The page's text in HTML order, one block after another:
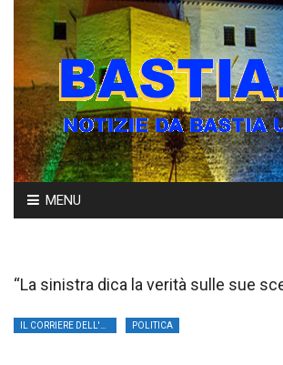
Skip
to
MENU
“La sinistra dica la verità sulle sue
POLITICA